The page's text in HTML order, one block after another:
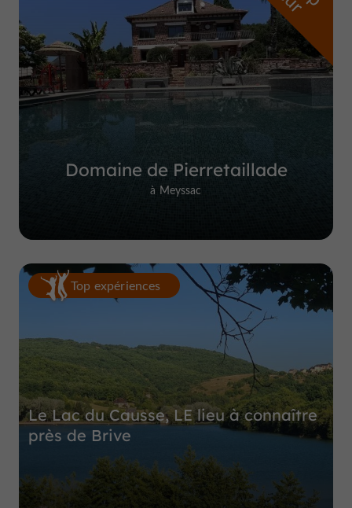
Domaine de Pierretaillade
à Meyssac
Top expériences
Le Lac du Causse, LE lieu à connaître
près de Brive